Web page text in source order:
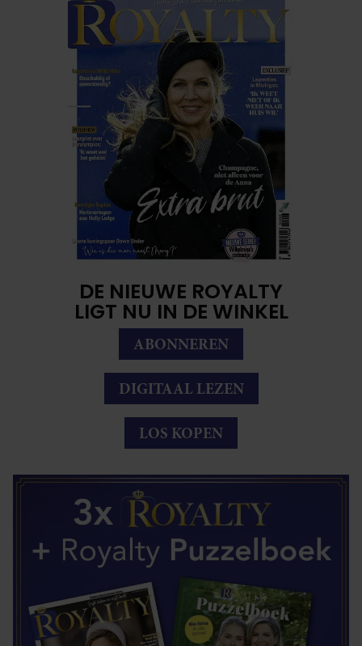
DE NIEUWE ROYALTY
LIGT NU IN DE WINKEL
ABONNEREN
DIGITAAL LEZEN
LOS KOPEN